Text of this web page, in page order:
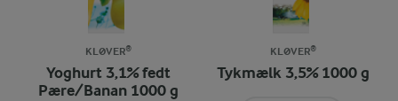
KLØVER®
Yoghurt 3,1% fedt
Pære/Banan 1000 g
KLØVER®
Tykmælk 3,5% 1000 g